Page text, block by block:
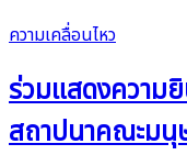
ความเคลื่อนไหว
ร่วมแสดงความ
สถาปนาคณะมนุ